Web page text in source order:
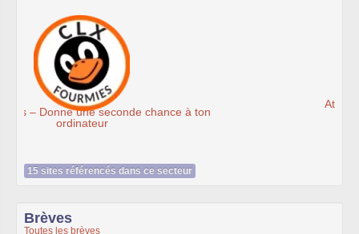
Ateliers du Libre à Roubaix
15 sites référencés dans ce secteur
Brèves
Toutes les brèves